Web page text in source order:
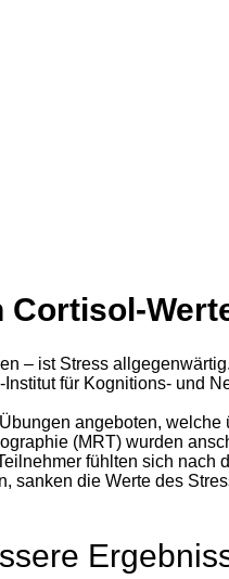
Cortisol-
– ist Stress
für Kognitions- und
angeboten,
(MRT) wurden
fühlten sich
die Werte des